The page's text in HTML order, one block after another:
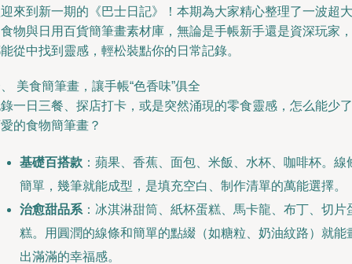
來到新一期的《巴士日記》！本期為大家精心整理了一波超大
物與日用百貨簡筆畫素材庫，無論是手帳新手還是資深玩家，
從中找到靈感，輕松裝點你的日常記錄。
美食簡筆畫，讓手帳“色香味”俱全
一日三餐、探店打卡，或是突然涌現的零食靈感，怎么能少了
的食物簡筆畫？
基礎百搭款 ：蘋果、香蕉、面包、米飯、水杯、咖啡杯。線
簡單，幾筆就能成型，是填充空白、制作清單的萬能選擇。
治愈甜品系 ：冰淇淋甜筒、紙杯蛋糕、馬卡龍、布丁、切片
糕。用圓潤的線條和簡單的點綴（如糖粒、奶油紋路）就能
出滿滿的幸福感。